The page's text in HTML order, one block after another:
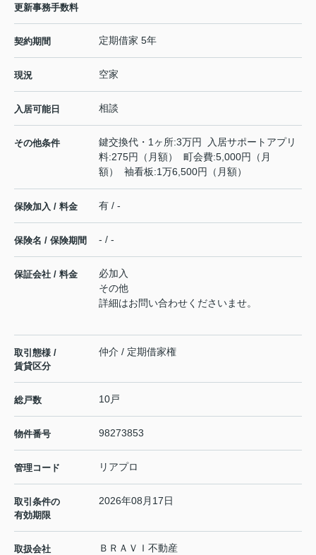
更新事務手数料
契約期間 定期借家 5年
現況 空家
入居可能日 相談
その他条件
鍵交換代・1ヶ所:3万円 入居サポートアプリ
料:275円（月額） 町会費:5,000円（月
額） 袖看板:1万6,500円（月額）
保険加入 / 料金 有 / -
保険名 / 保険期間 - / -
保証会社 / 料金
必加入
その他
詳細はお問い合わせくださいませ。
取引態様 /
賃貸区分
仲介 / 定期借家権
総戸数 10戸
物件番号 98273853
管理コード リアプロ
取引条件の
有効期限
2026年08月17日
取扱会社 ＢＲＡＶＩ不動産